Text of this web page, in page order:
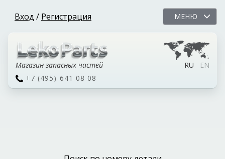
Вход / Регистрация МЕНЮ
Магазин запасных частей RU
EN
+7 (495) 641 08 08